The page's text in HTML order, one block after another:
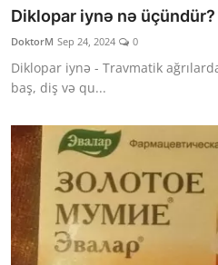
Diklopar iynə nə üçündür?
DoktorM Sep 24, 2024 0
Diklopar iynə - Travmatik
baş, diş və qu...